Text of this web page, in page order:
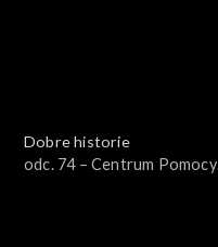
Dobre historie
odc. 74 – Centrum Pomocy